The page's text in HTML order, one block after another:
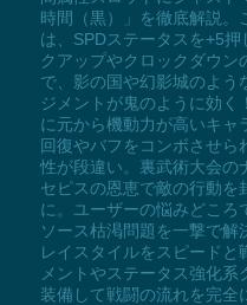
時間（黒）」を徹底解説。
は、SPDステータスを+5
クアップやクロックダウ
で、影の国や幻影城のよう
ジメントが鬼のように効く
に元から機動力が高いキャ
回復やバフをコンボさせら
性が段違い。裏武術大会の
セピスの恩恵で敵の行動を
に。ユーザーの悩みどころ
ソース枯渇問題を一撃で
レイスタイルをスピード
メントやステータス強化
装備して戦闘の流れを完全